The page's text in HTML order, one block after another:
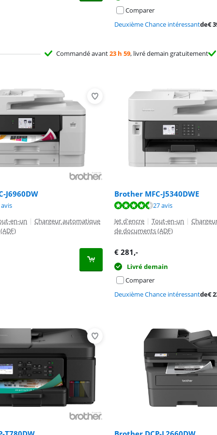
Comparer
Deuxième Chance intéressantde€
Commandé avant23 h 59, livré demain gratuitement
J6960DW
sur 10, basée sur 1 avis.
avis
en-un | Chargeur automatique
Brother MFC-J5340DWE
sur 10, basée sur 27 avis.
27 avis
Jet d'encre | Tout-en-un |
de documents (ADF)
€ 281,-
Livré demain
Comparer
Deuxième Chance intéressantde€
sur 10, basée sur 5 avis.